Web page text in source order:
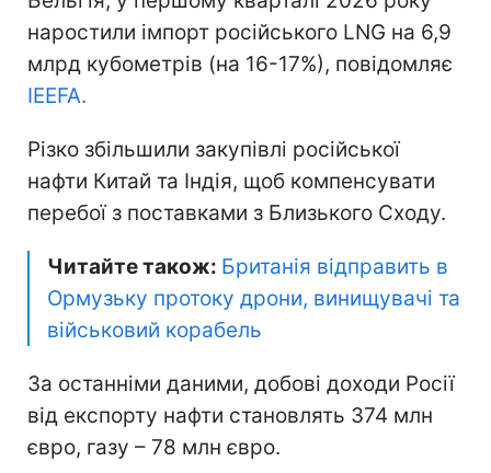
наростили імпорт російського LNG на 6,9
млрд кубометрів (на 16-17%), повідомляє
IEEFA.
Різко збільшили закупівлі російської
нафти Китай та Індія, щоб компенсувати
перебої з поставками з Близького Сходу.
Читайте також: Британія відправить в
Ормузьку протоку дрони, винищувачі та
військовий корабель
За останніми даними, добові доходи Росії
від експорту нафти становлять 374 млн
євро, газу – 78 млн євро.